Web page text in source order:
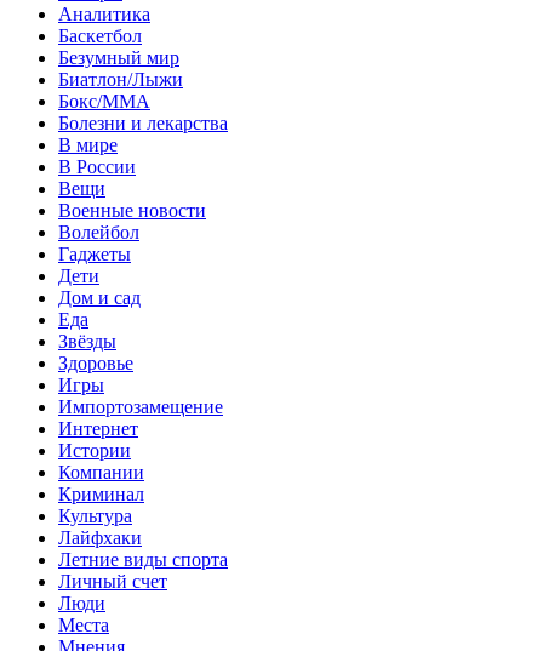
Аналитика
Баскетбол
Безумный мир
Биатлон/Лыжи
Бокс/MMA
Болезни и лекарства
В мире
В России
Вещи
Военные новости
Волейбол
Гаджеты
Дети
Дом и сад
Еда
Звёзды
Здоровье
Игры
Импортозамещение
Интернет
Истории
Компании
Криминал
Культура
Лайфхаки
Летние виды спорта
Личный счет
Люди
Места